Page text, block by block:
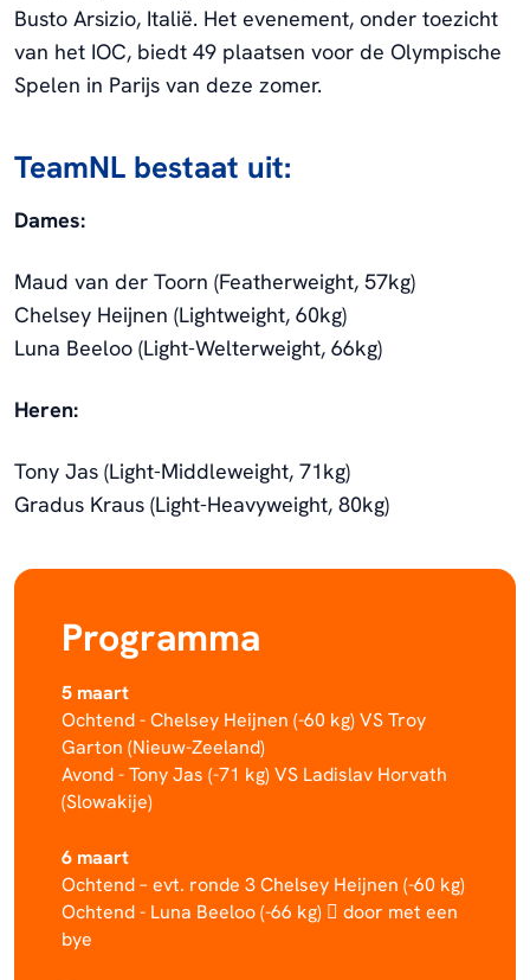
Busto Arsizio, Italië. Het evenement, onder toezicht
van het IOC, biedt 49 plaatsen voor de Olympische
Spelen in Parijs van deze zomer.
TeamNL bestaat uit:
Dames:
Maud van der Toorn (Featherweight, 57kg)
Chelsey Heijnen (Lightweight, 60kg)
Luna Beeloo (Light-Welterweight, 66kg)
Heren:
Tony Jas (Light-Middleweight, 71kg)
Gradus Kraus (Light-Heavyweight, 80kg)
Programma
5 maart
Ochtend - Chelsey Heijnen (-60 kg) VS Troy
Garton (Nieuw-Zeeland)
Avond - Tony Jas (-71 kg) VS Ladislav Horvath
(Slowakije)
6 maart
Ochtend – evt. ronde 3 Chelsey Heijnen (-60 kg)
Ochtend - Luna Beeloo (-66 kg)  door met een
bye